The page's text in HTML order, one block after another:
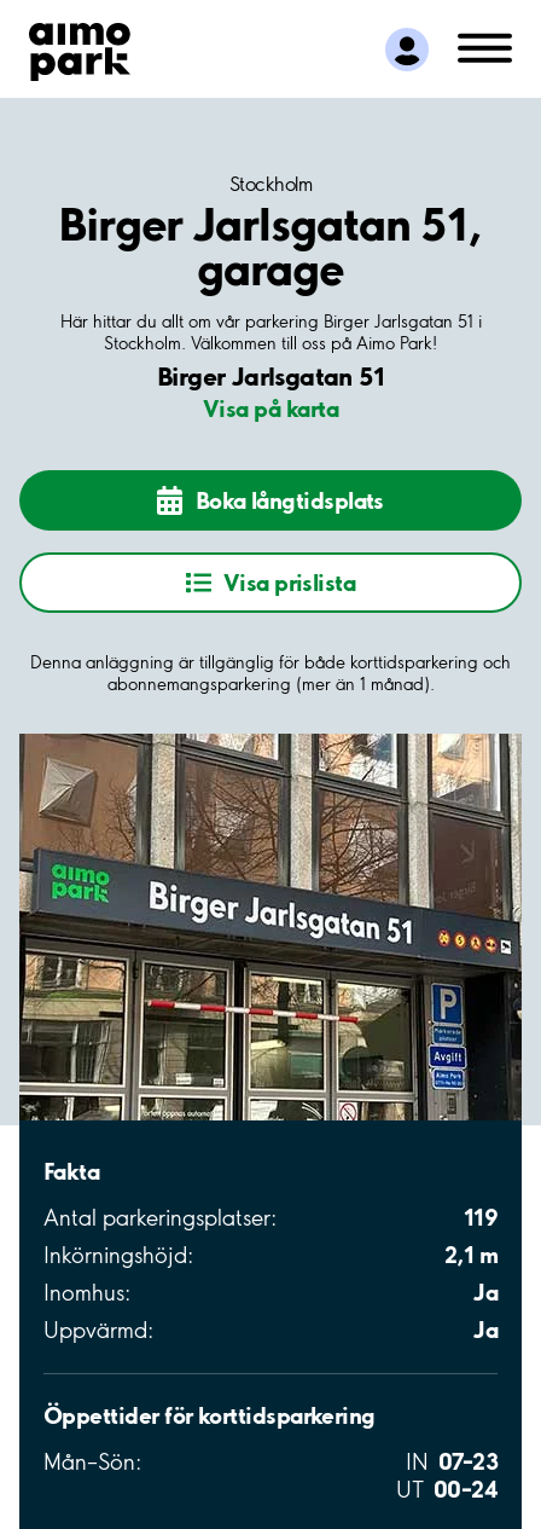
Hitta parkering
Samarbete
Kundservice
Stockholm
Birger Jarlsgatan 51,
garage
Här hittar du allt om vår parkering Birger Jarlsgatan 51 i
Stockholm. Välkommen till oss på Aimo Park!
Birger Jarlsgatan 51
Visa på karta
Boka långtidsplats
Visa prislista
Denna anläggning är tillgänglig för både korttidsparkering och
abonnemangsparkering (mer än 1 månad).
Fakta
Antal parkeringsplatser: 119
Inkörningshöjd: 2,1 m
Inomhus: Ja
Uppvärmd: Ja
Öppettider för korttidsparkering
Mån–Sön: IN 07–23
UT 00–24